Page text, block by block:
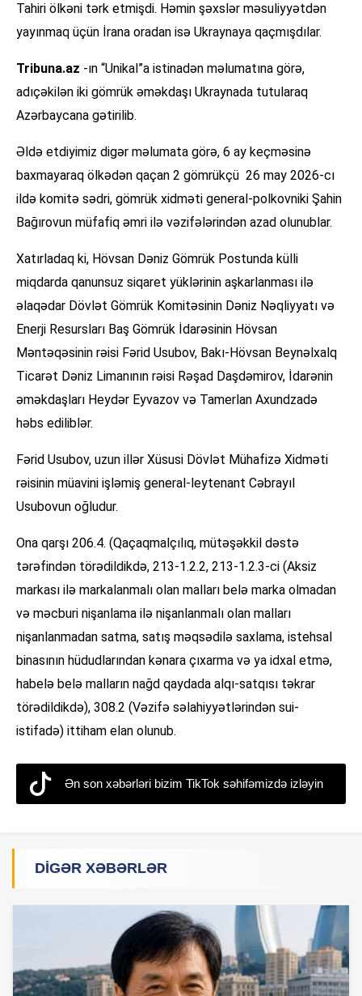
Tahiri ölkəni tərk etmişdi. Həmin şəxslər məsuliyyətdən
yayınmaq üçün İrana oradan isə Ukraynaya qaçmışdılar.
Tribuna.az -ın “Unikal”a istinadən məlumatına görə,
adıçəkilən iki gömrük əməkdaşı Ukraynada tutularaq
Azərbaycana gətirilib.
Əldə etdiyimiz digər məlumata görə, 6 ay keçməsinə
baxmayaraq ölkədən qaçan 2 gömrükçü 26 may 2026-cı
ildə komitə sədri, gömrük xidməti general-polkovniki Şahin
Bağırovun müfafiq əmri ilə vəzifələrindən azad olunublar.
Xatırladaq ki, Hövsan Dəniz Gömrük Postunda külli
miqdarda qanunsuz siqaret yüklərinin aşkarlanması ilə
əlaqədar Dövlət Gömrük Komitəsinin Dəniz Nəqliyyatı və
Enerji Resursları Baş Gömrük İdarəsinin Hövsan
Məntəqəsinin rəisi Fərid Usubov, Bakı-Hövsan Beynəlxalq
Ticarət Dəniz Limanının rəisi Rəşad Daşdəmirov, İdarənin
əməkdaşları Heydər Eyvazov və Tamerlan Axundzadə
həbs ediliblər.
Fərid Usubov, uzun illər Xüsusi Dövlət Mühafizə Xidməti
rəisinin müavini işləmiş general-leytenant Cəbrayıl
Usubovun oğludur.
Ona qarşı 206.4. (Qaçaqmalçılıq, mütəşəkkil dəstə
tərəfindən törədildikdə, 213-1.2.2, 213-1.2.3-ci (Aksiz
markası ilə markalanmalı olan malları belə marka olmadan
və məcburi nişanlama ilə nişanlanmalı olan malları
nişanlanmadan satma, satış məqsədilə saxlama, istehsal
binasının hüdudlarından kənara çıxarma və ya idxal etmə,
habelə belə malların nağd qaydada alqı-satqısı təkrar
törədildikdə), 308.2 (Vəzifə səlahiyyətlərindən sui-
istifadə) ittiham elan olunub.
Ən son xəbərləri bizim TikTok səhifəmizdə izləyin
DIGƏR XƏBƏRLƏR